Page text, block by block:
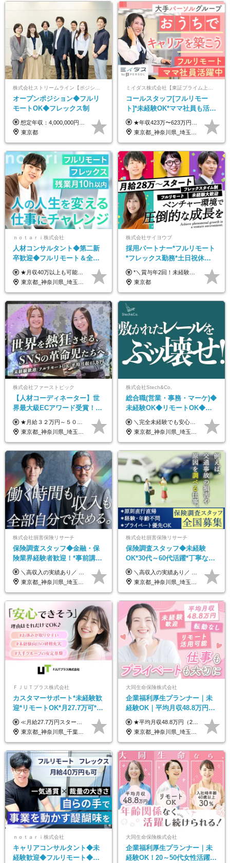
オープンポジション◆フルリ
モートOK◆フレックス制
想定年収：4,000,000円 ～ 8,000,000円 月給：288,000円 ～ 570,000円 ※ご経験・能力に応じて決定いたします。 ※上記額にはみなし残業代を含みます。 ※超過分は全額支給いたします。 ※みなし残業代 45,000円 ～ 89,050円／月 ※みなし残業時間 20時間／月 ※試用期間：3ヶ月（試用期間中の待遇に差異はありません） 【固定残業代について】 固定残業20時間分（45,000円～89,050円）を含む ※超過分は別途全額支給
東京都
コールスタッフ[フルリモー
ト]*未経験OK*ママ社員も活躍
中*ブランクOK*全国どこでも
働ける
★年収423万〜623万円のモデルあり（想定時間外手当10時間分含む） ★半年に一度ドカンと支給のボーナスあり（半年に1度最大150万円） 月給25万円〜＋各種手当＋インセンティブ ＊リモートワーク手当（4000円/月） ＊リモートワーク一時金（1万5000円） ＊残業手当全額支給 ※経験・スキルにより月給を決定します ※試用期間：2ヵ月あり。期間中の雇用形態・給与・待遇に変更はありません 《頑張りはインセンティブとして還元！》 当社は5段階の評価制度を導入。 半期に1回の評価で最高ランク（5点）を獲得したメンバーには、 150万円のインセンティブを支給！ これが半年に一度のインセンティブとして支給されるため、 成果を出した分だけまとまった収入を得られる仕組みです。 【固定残業代について】 なし（残業代は、実際の労働時間に応じて別途全額支給）
東京都_神奈川県_埼玉県_千葉県_大阪府_愛知県_北海道_青森県_岩手県_宮城県_秋田県_山形県_福島県_茨城県_栃木県_群馬県_新潟県_山梨県_長野県_富山県_石川県_福井県_静岡県_岐阜県_三重県_兵庫県_京都府_滋賀県_奈良県_和歌山県_広島県_岡山県_鳥取県_島根県_山口県_徳島県_香川県_愛媛県_高知県_福岡県_熊本県_佐賀県_長崎県_大分県_宮崎県_鹿児島県_沖縄県
ｎｏｔａｒｉ株式会社
人材コンサルタント◆第二新
卒歓迎◆フルリモート＆全国
から勤務OK◆残業月10h以内
◆フレックス制
★月収40万以上も可能！ ★能力・スキル・経験を考慮した年収額を設定します ★年功序列ではなく、チャレンジを評価して給与に反映！ ■月給20万円～40万円＋決算賞与 ※経験・スキルを考慮のうえ決定します ※給与にはみなし残業代40時間分を含む。そのほか詳細に関しては別途面接時にご説明します ※試用期間3ヵ月あり。期間中の雇用形態・条件などに差異はありません
東京都_神奈川県_埼玉県_千葉県_大阪府_愛知県_北海道_青森県_岩手県_宮城県_秋田県_山形県_福島県_茨城県_栃木県_群馬県_新潟県_山梨県_長野県_富山県_石川県_福井県_静岡県_岐阜県_三重県_兵庫県_京都府_滋賀県_奈良県_和歌山県_広島県_岡山県_鳥取県_島根県_山口県_徳島県_香川県_愛媛県_高知県_福岡県_熊本県_佐賀県_長崎県_大分県_宮崎県_鹿児島県_沖縄県
株式会社サイヨウブ
採用パートナー*フルリモート
*フレックス勤務*土日祝休み*
月給28万円～*産育休取得実績
あり*年間休日120日
*＼賞与年2回！未経験から月給28万円スタート／* ★昇給年12回あり！随時昇給のチャンス ◆月給28万～40万円＋賞与年2回＋各種インセンティブ ※経験・スキルを考慮の上、決定します ※試用期間6ヶ月間あり（期間中は月給26万円～になります。その他待遇等に差異はありません） ※月給には月35時間分の固定残業代含む（月5万4800円/超過分別途支給） ※ほとんどのメンバーが残業ゼロです！フレックスタイム制のため、自分の生活に合わせて調整できます。 ＼希望性で土曜日出勤あり／ お客様より「土曜日に応募者の対応をしてほしい」という ご要望を受けた際に、応募者対応⇒求職者との メッセージのやり取りなど、対応が発生する場合があります。 ※土曜日に出勤いただく場合は ・2時間稼働：4500円 ・4時間稼働：9000円 の給与が発生。勤務時間が4時間超えることは原則ありません。 短期間で高い給与をGETできるチャンスです♪
東京都
株式会社ファーストピック
【人材コーディネーター】世
界最大級ECアワード受賞！フ
ルリモート／未経験◎／月給
３２万円～／年休１３０日以
上／
★月給３２万円～５０万円＋インセンティブ賞与＋決算賞与★ （30時間の固定残業代、一律月54,750円を含む。超過分は支給） ※経験・スキルを考慮の上、決定 ※昇給：随時あり 【インセンティブについて】 自社サービスを提案し、サービス化した場合、一部の利益をインセンティブとして還元します。 試用期間中（6か月間）は、下記の給与となります。 【一都三県、大阪、名古屋、福岡の方】 月給２４万円～＋役職手当＋インセンティブ賞与 【一都三県以外の関東圏、九州、東北、北海道、その他地域の方】 月給２０万円～＋役職手当＋インセンティブ賞与 ※試用期間6ヶ月 ※試用期間中の待遇・福利厚生に差異はなし
東京都_神奈川県_埼玉県_千葉県_大阪府_愛知県_北海道_青森県_岩手県_宮城県_秋田県_山形県_福島県_茨城県_栃木県_群馬県_静岡県_岐阜県_三重県_兵庫県_京都府_滋賀県_奈良県_和歌山県_広島県_岡山県_鳥取県_島根県_山口県_福岡県_熊本県_佐賀県_長崎県_大分県_宮崎県_鹿児島県
株式会社Stech&Co.
総合職(営業・事務・マーケ)◆
未経験OK◆リモートOK◆学
歴不問◆20代活躍中！
＼完全未経験でも安心して年収UP可能です！／ -------------- 【1】営業 月給25万円～80万円＋賞与 【2】事務 月給21万円～50万円＋賞与 【3】マーケ 月給25万円～80万円＋賞与 ※試用期間3ヶ月間の待遇に変動はありません。 ※みなし残業代(月20時間分29,725円～)を含む。（※超過分は追加支給）
東京都_神奈川県_埼玉県_千葉県_大阪府_愛知県_北海道_青森県_岩手県_宮城県_秋田県_山形県_福島県_茨城県_栃木県_群馬県_新潟県_山梨県_長野県_富山県_石川県_福井県_静岡県_岐阜県_三重県_兵庫県_京都府_滋賀県_奈良県_和歌山県_広島県_岡山県_鳥取県_島根県_山口県_徳島県_香川県_愛媛県_高知県_福岡県_熊本県_佐賀県_長崎県_大分県_宮崎県_鹿児島県_沖縄県
株式会社損害保険リサーチ
保険調査スタッフ◆金融・保
険業界経験者歓迎！*事前講習
あり*30代～60代活躍*調査は
原則直行直帰*高収入可
＼高収入の実績あり／ なかには年収1000万円を超える方もいらっしゃいます！ 【完全出来高報酬制】 ★仕事に慣れるまで収入をサポート 1か月目：報酬が通常の2倍 2か月目：報酬が通常の1.5倍 ※災害に関する業務については、収入サポートの対象外 ※試用期間はありません ＊＊＊業務報酬の例＊＊＊ ・事故原因調査（4箇所確認）…1万5000円～ ・有無責／不正請求疑義調査（自動車案件）…2万円～ ・医療調査（1箇所確認）…1万7000円～ ・書類取付（1箇所訪問）…3000円～ ※上記は目安になります ※実際の報酬は業務報酬に応じた個々のスキル・実績を加味したものになります
東京都_神奈川県_埼玉県_千葉県_大阪府_愛知県_北海道_青森県_岩手県_宮城県_秋田県_山形県_福島県_茨城県_栃木県_群馬県_新潟県_山梨県_長野県_富山県_石川県_福井県_静岡県_岐阜県_三重県_兵庫県_京都府_滋賀県_奈良県_和歌山県_広島県_岡山県_鳥取県_島根県_山口県_徳島県_香川県_愛媛県_高知県_福岡県_熊本県_佐賀県_長崎県_大分県_宮崎県_鹿児島県_沖縄県
株式会社損害保険リサーチ
保険調査スタッフ◆未経験
OK*30代～60代活躍*丁寧な講
習・サポートあり*原則直行直
帰／全国募集・業務委託
＼高収入の実績あり／ なかには年収1000万円を超えるスペシャリストもいらっしゃいます！ 【完全出来高報酬制】 ★仕事に慣れるまで収入をサポート 1か月目：報酬が通常の2倍 2か月目：報酬が通常の1.5倍 ※災害に関する業務については、収入サポートの対象外 ※試用期間はありません ＊＊＊業務報酬の例＊＊＊ ・事故原因調査（4箇所確認）…1万5000円～ ・有無責／不正請求疑義調査（自動車案件）…2万円～ ・医療調査（1箇所確認）…1万7000円～ ・書類取付（1箇所訪問）…3000円～ ※上記は目安になります ※実際の報酬は業務報酬に応じた個々のスキル・実績を加味したものになります
東京都_神奈川県_埼玉県_千葉県_大阪府_愛知県_北海道_青森県_岩手県_宮城県_秋田県_山形県_福島県_茨城県_栃木県_群馬県_新潟県_山梨県_長野県_富山県_石川県_福井県_静岡県_岐阜県_三重県_兵庫県_京都府_滋賀県_奈良県_和歌山県_広島県_岡山県_鳥取県_島根県_山口県_徳島県_香川県_愛媛県_高知県_福岡県_熊本県_佐賀県_長崎県_大分県_宮崎県_鹿児島県_沖縄県
ＦＪＵＴプラス株式会社
カスタマーサポート*未経験歓
迎*リモートOK*月27.7万可*賞
与年2回*転勤なし*連休
OK/ZE010232
≪月給27.7万円スタートも可／賞与年2回≫ ■月給21万円～27.7万円＋各種手当＋賞与年2回 ※給与は勤務地に応じて変更します ※年齢や経験・スキルなどを考慮して決定します ※時間外手当は全額支給 ※上記は初年度の月給となります ※試用期間3ヶ月（その他待遇に差異はありません） 【固定残業代について】 なし（残業代は、実際の労働時間に応じて別途全額支給）
東京都_神奈川県_千葉県_大阪府_愛知県_北海道_長野県_石川県_広島県_福岡県
大同生命保険株式会社
企業福利厚生プランナー｜未
経験OK｜平均月収48.8万円｜
リモートOK｜残業ほぼなし｜
転勤なし｜女性活躍中
★平均月収48.8万円（2025年度実績） ★安心の固定給＋賞与年2回＋インセンティブ！手当も充実 月給21万円～23万円＋諸手当＋インセンティブ＋賞与年2回 ※給与は年間平均の税込定例給与です。賞与は含みません。 ※約3週間の研修期間中は日当8000円を支給いたします。 ※試用期間6ヵ月あり（期間中の条件変更なし） ◆東京・神奈川・千葉・埼玉・愛知（一部）・京都・大阪・兵庫（一部）：月給23万円以上 ◆静岡（一部）・三重・岐阜：月給22万円以上 ◆上記以外の地域：月給21万円以上
東京都_神奈川県_埼玉県_千葉県_大阪府_愛知県_北海道_青森県_岩手県_宮城県_秋田県_山形県_福島県_茨城県_栃木県_群馬県_新潟県_山梨県_長野県_富山県_石川県_福井県_静岡県_岐阜県_三重県_兵庫県_京都府_滋賀県_奈良県_和歌山県_広島県_岡山県_鳥取県_島根県_山口県_徳島県_香川県_愛媛県_高知県_福岡県_熊本県_佐賀県_長崎県_大分県_宮崎県_鹿児島県_沖縄県
ｎｏｔａｒｉ株式会社
キャリアコンサルタント◆未
経験歓迎◆フルリモート◆フ
大同生命保険株式会社
企業福利厚生プランナー｜未
経験OK！20～50代女性活躍｜